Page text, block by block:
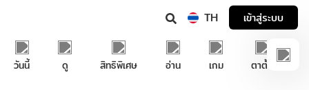
TH เข้าสู่ระบบ
วันนี้ ดู สิทธิพิเศษ อ่าน เกม ตาตั้ง